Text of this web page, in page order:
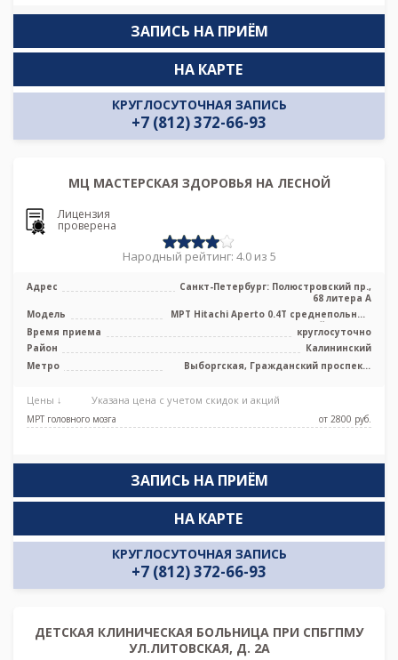
ЗАПИСЬ НА ПРИЁМ
КРУГЛОСУТОЧНАЯ ЗАПИСЬ
+7 (812) 372-66-93
НА КАРТЕ
МЦ МАСТЕРСКАЯ ЗДОРОВЬЯ НА ЛЕСНОЙ
Лицензия
проверена
Народный рейтинг: 4.0 из 5
Адрес
Санкт-Петербург: Полюстровский пр.,
68 литера А
Модель
МРТ Hitachi Aperto 0.4T среднепольный
открытый тип, УЗИ
Время приема
круглосуточно
Район
Калининский
Метро
Выборгская, Гражданский проспект,
Цены ↓ Указана цена с учетом скидок и акций
МРТ головного мозга от 2800 pуб.
ЗАПИСЬ НА ПРИЁМ
КРУГЛОСУТОЧНАЯ ЗАПИСЬ
+7 (812) 372-66-93
НА КАРТЕ
ДЕТСКАЯ КЛИНИЧЕСКАЯ БОЛЬНИЦА ПРИ СПБГПМУ
УЛ.ЛИТОВСКАЯ, Д. 2А